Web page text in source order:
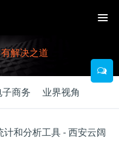
解决之道
子商务 业界视角
和分析工具 - 西安云阔